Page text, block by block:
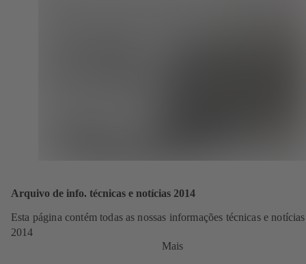
Arquivo de info. técnicas e notícias 2014
Esta página contém todas as nossas informações técnicas e
2014
Mais